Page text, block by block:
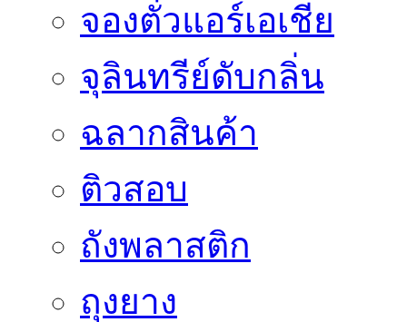
จองตั๋วแอร์เอเชีย
จุลินทรีย์ดับกลิ่น
ฉลากสินค้า
ติวสอบ
ถังพลาสติก
ถุงยาง